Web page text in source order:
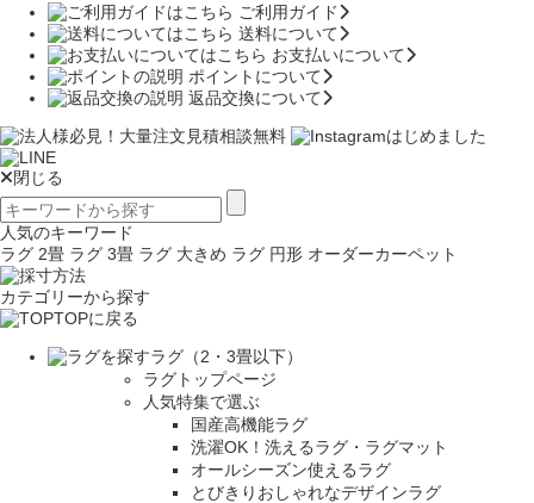
ご利用ガイド
送料について
お支払いについて
ポイントについて
返品交換について
閉じる
人気のキーワード
ラグ 2畳 ラグ 3畳 ラグ 大きめ ラグ 円形 オーダーカーペット
カテゴリーから探す
TOPに戻る
ラグ（2・3畳以下）
ラグトップページ
人気特集で選ぶ
国産高機能ラグ
洗濯OK！洗えるラグ・ラグマット
オールシーズン使えるラグ
とびきりおしゃれなデザインラグ